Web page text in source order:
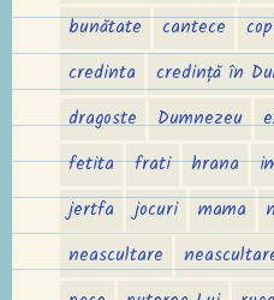
bunătate
cantece
credinta
credință în
dragoste
Dumnezeu
fetita
frati hrana
jertfa
jocuri mama
neascultare